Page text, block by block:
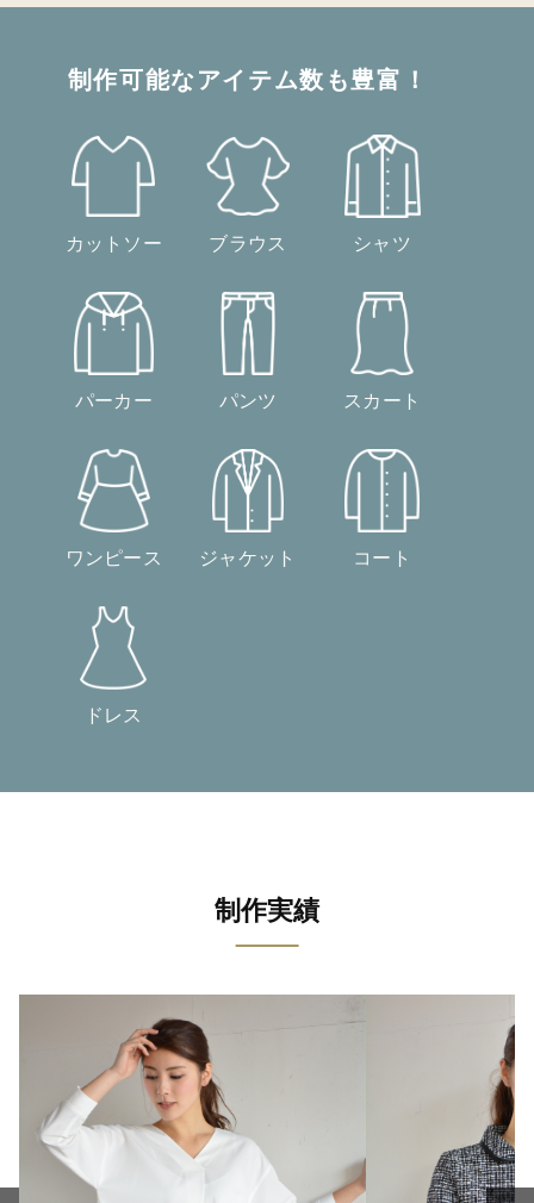
制作可能なアイテム数も豊富！
カットソー ブラウス シャツ
パーカー パンツ スカート
ワンピース ジャケット コート
ドレス
制作実績